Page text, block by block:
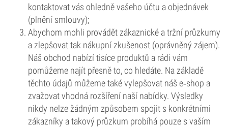
kontaktovat vás ohledně vašeho účtu a objednávek
(plnění smlouvy);
Abychom mohli provádět zákaznické a tržní průzkumy
a zlepšovat tak nákupní zkušenost (oprávněný zájem).
Náš obchod nabízí tisíce produktů a rádi vám
pomůžeme najít přesně to, co hledáte. Na základě
těchto údajů můžeme také vylepšovat náš e‑shop a
zvažovat vhodná rozšíření naší nabídky. Výsledky
nikdy nelze žádným způsobem spojit s konkrétními
zákazníky a takový průzkum probíhá pouze s vaším